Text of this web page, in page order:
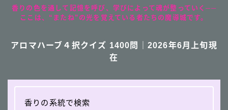
香りの色を通して記憶を呼び、学びによって魂が整っていく──
ここは、“またね”の光を覚えている者たちの魔導城です。
アロマハーブ４択クイズ 1400問｜2026年6月上旬現
在
香りの系統で検索